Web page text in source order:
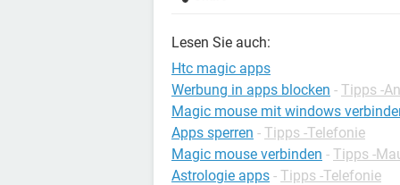
Lesen Sie auch:
Htc magic apps
Werbung in apps blocken - Tipps -
Magic mouse mit windows
Apps sperren - Tipps -Telefonie
Magic mouse verbinden - Tipps -
Astrologie apps - Tipps -Telefonie